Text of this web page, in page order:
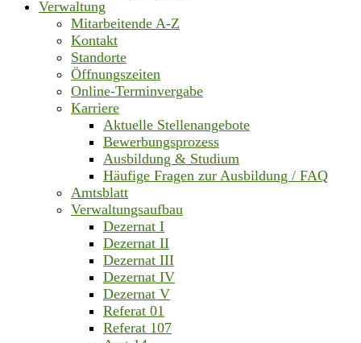
Verwaltung
Mitarbeitende A-Z
Kontakt
Standorte
Öffnungszeiten
Online-Terminvergabe
Karriere
Aktuelle Stellenangebote
Bewerbungsprozess
Ausbildung & Studium
Häufige Fragen zur Ausbildung / FAQ
Amtsblatt
Verwaltungsaufbau
Dezernat I
Dezernat II
Dezernat III
Dezernat IV
Dezernat V
Referat 01
Referat 107